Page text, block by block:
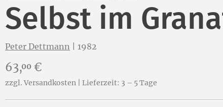
Selbst im
Peter Dettmann 1982
Preis:
63,00 €
zzgl. Versandkosten | Lieferzeit: 3 – 5 Tage